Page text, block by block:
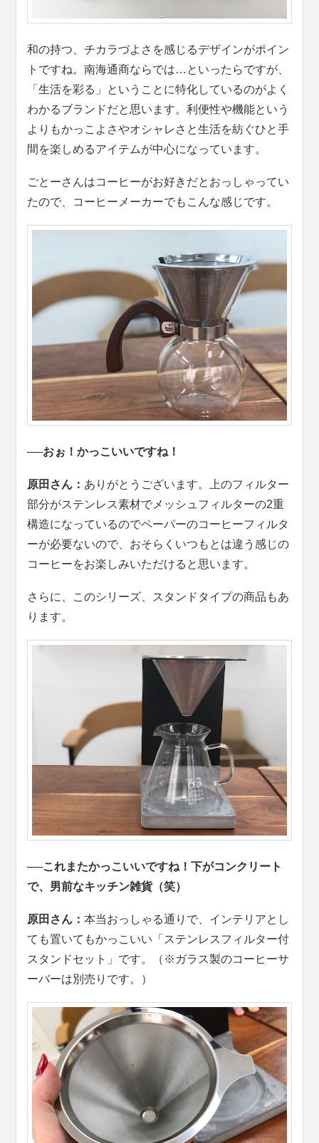
和の持つ、チカラづよさを感じるデザインがポイン
トですね。南海通商ならでは…といったらですが、
「生活を彩る」ということに特化しているのがよく
わかるブランドだと思います。利便性や機能という
よりもかっこよさやオシャレさと生活を紡ぐひと手
間を楽しめるアイテムが中心になっています。
ごとーさんはコーヒーがお好きだとおっしゃってい
たので、コーヒーメーカーでもこんな感じです。
──おぉ！かっこいいですね！
原田さん： ありがとうございます。上のフィルター
部分がステンレス素材でメッシュフィルターの2重
構造になっているのでペーパーのコーヒーフィルタ
ーが必要ないので、おそらくいつもとは違う感じの
コーヒーをお楽しみいただけると思います。
さらに、このシリーズ、スタンドタイプの商品もあ
ります。
──これまたかっこいいですね！下がコンクリート
で、男前なキッチン雑貨（笑）
原田さん：本当おっしゃる通りで、インテリアとし
ても置いてもかっこいい「ステンレスフィルター付
スタンドセット」です。（※ガラス製のコーヒーサ
ーバーは別売りです。）